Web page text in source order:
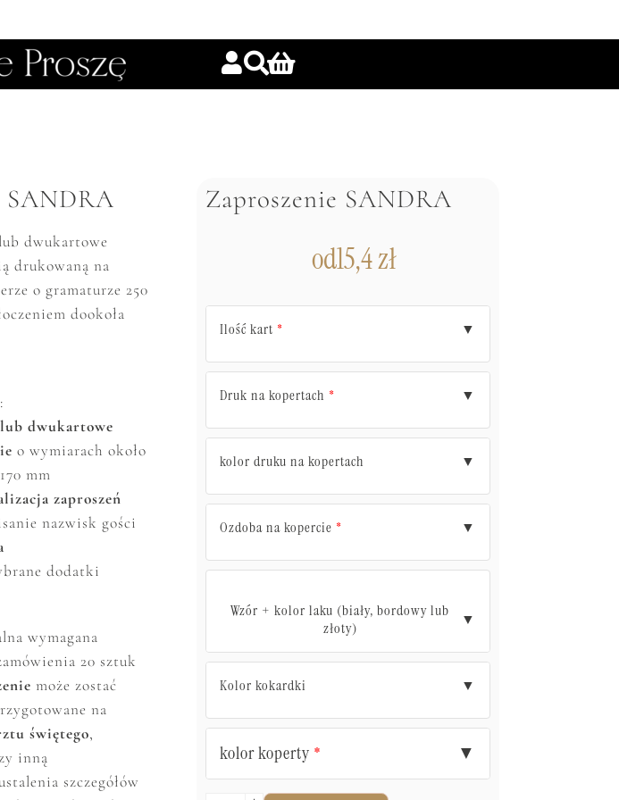
SANDRA
dwukartowe
drukowaną na
o gramaturze 250
dookoła
dwukartowe
o wymiarach około
mm
zaproszeń
nazwisk gości
dodatki
wymagana
ówienia 20 sztuk
może zostać
na
świętego,
inną
szczegółów
Zaproszenie SANDRA
od15,4zł
Ilość kart * ▼
Druk na kopertach * ▼
kolor druku na kopertach ▼
Ozdoba na kopercie * ▼
Wzór + kolor laku (biały, bordowy lub
złoty)
▼
Kolor kokardki ▼
kolor koperty * ▼